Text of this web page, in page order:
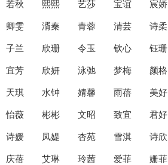
若秋 熙熙 艺莎 宝谊 宸娇
卿雯 湑秦 青蓉 清芸 诗柔
子兰 欣珊 令玉 钦心 钰珊
宜芳 欣妍 泳弛 梦梅 颜格
天琪 水钟 婧馨 雨蓓 美好
怡薇 彬彬 文昭 致宜 君好
诗媛 凤媞 杏苑 雪淇 诗欣
庆蓓 艾琳 玲茜 爱菲 姗菲